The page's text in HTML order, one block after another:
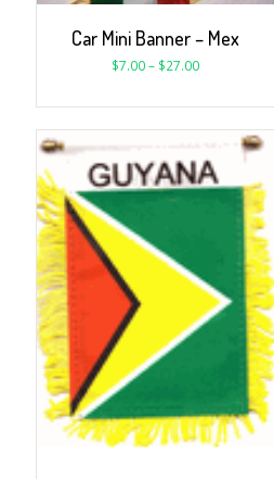
Car Mini Banner – Mex
$7.00– $27.00